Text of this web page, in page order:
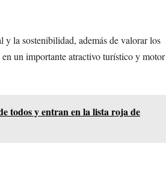
la sostenibilidad, además de valorar los
un importante atractivo turístico y motor
todos y entran en la lista roja de